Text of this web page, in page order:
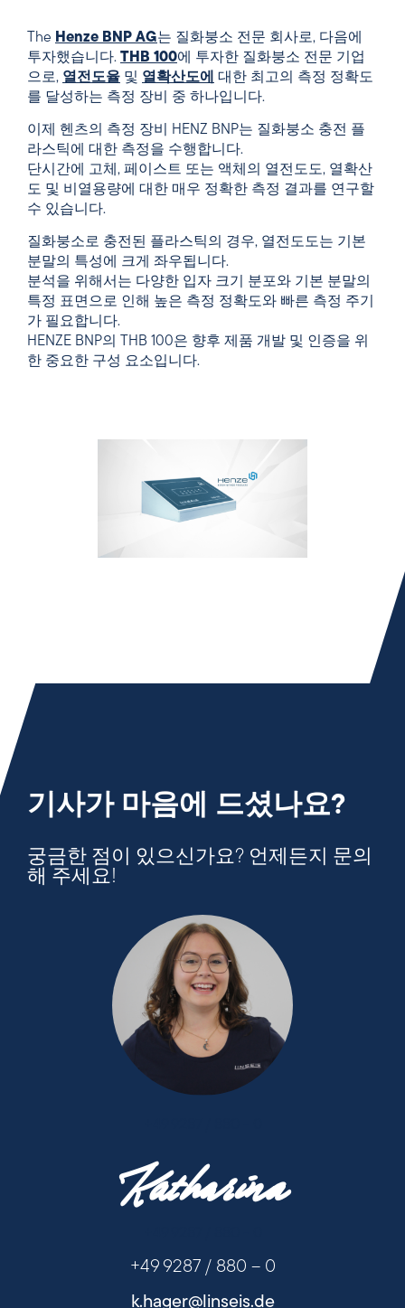
The Henze BNP AG는 질화붕소 전문 회사로, 다음에
투자했습니다. THB 100에 투자한 질화붕소 전문 기업
으로, 열전도율 및 열확산도에
대한 최고의 측정 정확도
를 달성하는 측정 장비 중 하나입니다.
이제 헨츠의 측정 장비 HENZ BNP는 질화붕소 충전 플
라스틱에 대한 측정을 수행합니다.
단시간에 고체, 페이스트 또는 액체의 열전도도, 열확산
도 및 비열용량에 대한 매우 정확한 측정 결과를 연구할
수 있습니다.
질화붕소로 충전된 플라스틱의 경우, 열전도도는 기본
분말의 특성에 크게 좌우됩니다.
분석을 위해서는 다양한 입자 크기 분포와 기본 분말의
특정 표면으로 인해 높은 측정 정확도와 빠른 측정 주기
가 필요합니다.
HENZE BNP의 THB 100은 향후 제품 개발 및 인증을 위
한 중요한 구성 요소입니다.
기사가 마음에 드셨나요?
궁금한 점이 있으신가요? 언제든지 문의
해 주세요!
Katharina
+49 9287 / 880 – 0
k.hager@linseis.de